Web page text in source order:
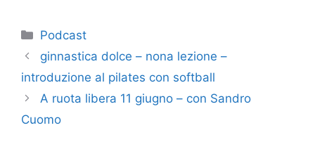
c
e
b
o
o
st
o
d
o
l
di
vi
di
Categorie
Podcast
ginnastica dolce – nona lezione –
introduzione al pilates con softball
A ruota libera 11 giugno – con Sandro
Cuomo